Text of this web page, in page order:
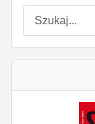
Szukaj